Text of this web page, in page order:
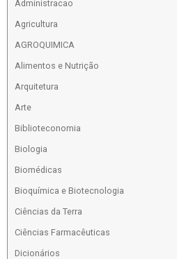
Administracao
Agricultura
AGROQUIMICA
Alimentos e Nutrição
Arquitetura
Arte
Biblioteconomia
Biologia
Biomédicas
Bioquímica e Biotecnologia
Ciências da Terra
Ciências Farmacêuticas
Dicionários